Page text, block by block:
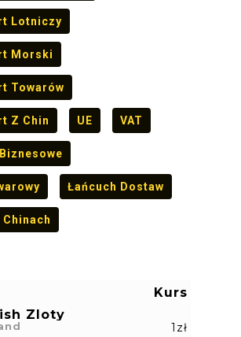
Lotniczy
Morski
Towarów
Z Chin UE VAT
Łańcuch Dostaw
Chinach
Kurs
Zloty
1zł